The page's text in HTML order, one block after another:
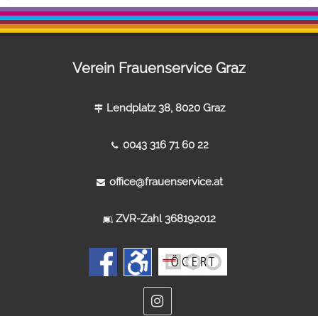
Verein Frauenservice Graz
Lendplatz 38, 8020 Graz
0043 316 71 60 22
office@frauenservice.at
ZVR-Zahl 368192012